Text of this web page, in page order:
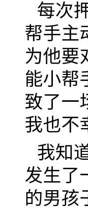
每次
帮手主
为他要
能小帮
致了一
我也不
我知
发生了
的男孩